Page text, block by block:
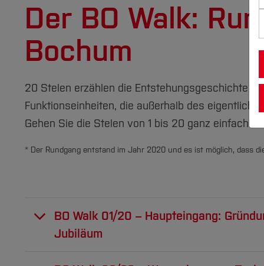
Der BO Walk:
Bochum
20 Stelen erzählen die Entstehungsgeschichte
Funktionseinheiten, die außerhalb des
Gehen Sie die Stelen von 1 bis 20 ganz einfach
* Der Rundgang entstand im Jahr 2020 und es ist möglich, dass
BO Walk 01/20 – Haupteingang:
Jubiläum